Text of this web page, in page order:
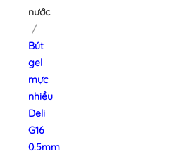
nước
Bút
gel
mực
nhiều
Deli
G16
0.5mm